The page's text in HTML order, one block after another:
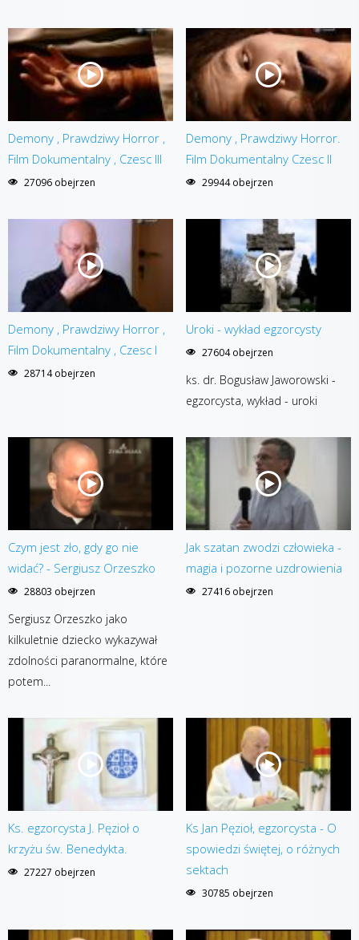
Demony , Prawdziwy Horror ,
Film Dokumentalny , Czesc III
27096 obejrzen
Demony , Prawdziwy Horror.
Film Dokumentalny Czesc II
29944 obejrzen
Demony , Prawdziwy Horror ,
Film Dokumentalny , Czesc I
28714 obejrzen
Uroki - wykład egzorcysty
27604 obejrzen
ks. dr. Bogusław Jaworowski -
egzorcysta, wykład - uroki
Czym jest zło, gdy go nie
widać? - Sergiusz Orzeszko
28803 obejrzen
Sergiusz Orzeszko jako
kilkuletnie dziecko wykazywał
zdolności paranormalne, które
potem...
Jak szatan zwodzi człowieka -
magia i pozorne uzdrowienia
27416 obejrzen
Ks. egzorcysta J. Pęzioł o
krzyżu św. Benedykta.
27227 obejrzen
Ks Jan Pęzioł, egzorcysta - O
spowiedzi świętej, o różnych
sektach
30785 obejrzen